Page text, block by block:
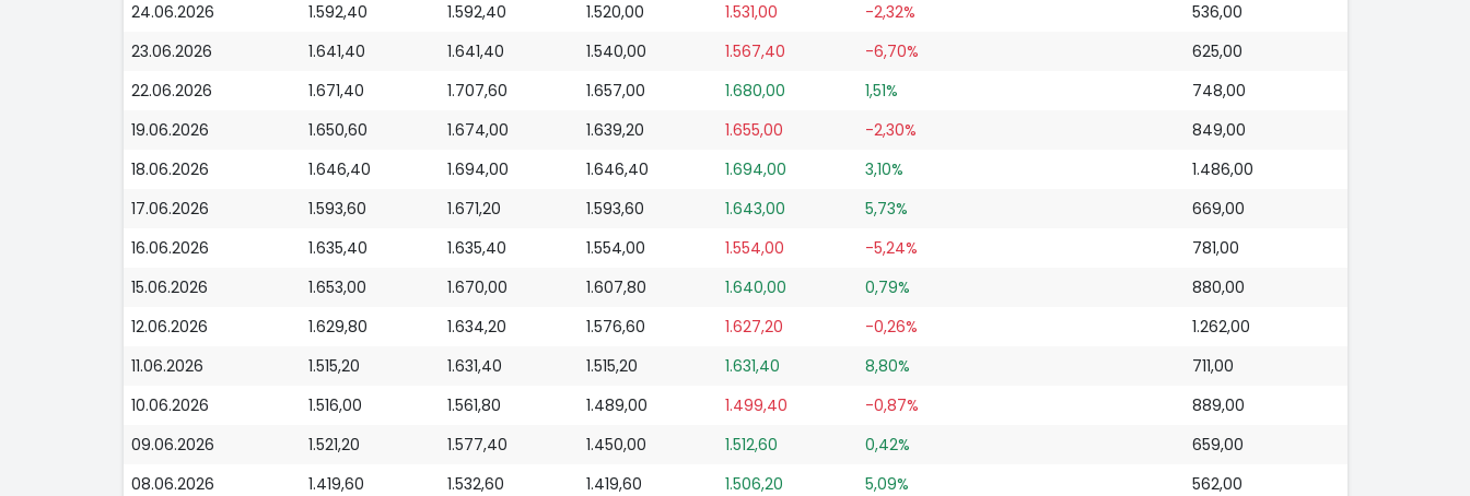
24.06.2026
1.592,40 1.592,40 1.520,00 1.531,00 -2,32%
536,00
23.06.2026
1.641,40 1.641,40 1.540,00 1.567,40 -6,70%
625,00
22.06.2026
1.671,40 1.707,60 1.657,00 1.680,00 1,51%
748,00
19.06.2026
1.650,60 1.674,00 1.639,20 1.655,00 -2,30%
849,00
18.06.2026
1.646,40 1.694,00 1.646,40 1.694,00 3,10%
1.486,00
17.06.2026
1.593,60 1.671,20 1.593,60 1.643,00 5,73%
669,00
16.06.2026
1.635,40 1.635,40 1.554,00 1.554,00 -5,24%
781,00
15.06.2026
1.653,00 1.670,00 1.607,80 1.640,00 0,79%
880,00
12.06.2026
1.629,80 1.634,20 1.576,60 1.627,20 -0,26%
1.262,00
11.06.2026
1.515,20 1.631,40 1.515,20 1.631,40 8,80%
711,00
10.06.2026
1.516,00 1.561,80 1.489,00 1.499,40 -0,87%
889,00
09.06.2026
1.521,20 1.577,40 1.450,00 1.512,60 0,42%
659,00
08.06.2026
1.419,60 1.532,60 1.419,60 1.506,20 5,09%
562,00